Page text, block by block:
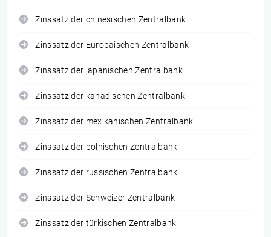
Zinssatz der chinesischen Zentralbank
Zinssatz der Europäischen Zentralbank
Zinssatz der japanischen Zentralbank
Zinssatz der kanadischen Zentralbank
Zinssatz der mexikanischen Zentralbank
Zinssatz der polnischen Zentralbank
Zinssatz der russischen Zentralbank
Zinssatz der Schweizer Zentralbank
Zinssatz der türkischen Zentralbank